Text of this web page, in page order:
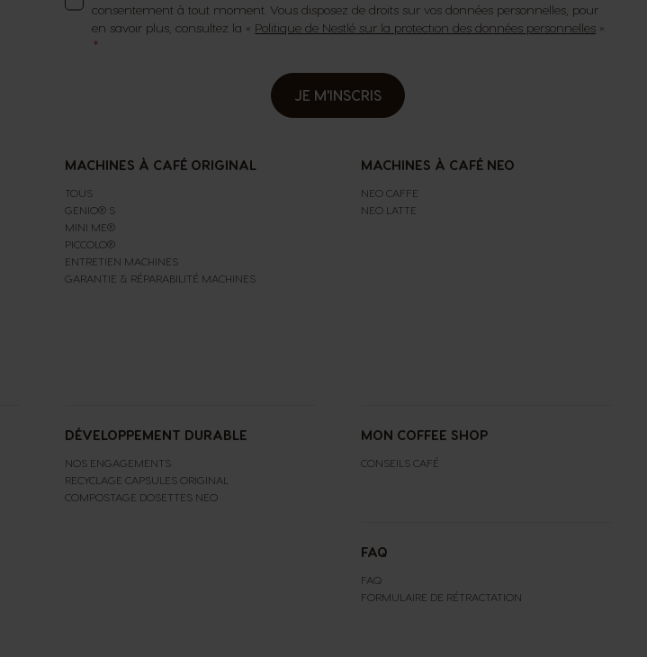
consentement à tout moment. Vous disposez de droits sur vos données personnelles, pour
en savoir plus, consultez la « Politique de Nestlé sur la protection des données personnelles ».
JE M'INSCRIS
MACHINES À CAFÉ ORIGINAL
TOUS
GENIO® S
MINI ME®
PICCOLO®
ENTRETIEN MACHINES
GARANTIE & RÉPARABILITÉ MACHINES
DÉVELOPPEMENT DURABLE
NOS ENGAGEMENTS
RECYCLAGE CAPSULES ORIGINAL
COMPOSTAGE DOSETTES NEO
MACHINES À CAFÉ NEO
NEO CAFFE
NEO LATTE
MON COFFEE SHOP
CONSEILS CAFÉ
FAQ
FAQ
FORMULAIRE DE RÉTRACTATION